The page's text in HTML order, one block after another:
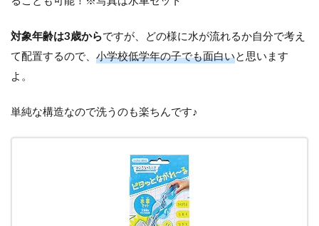
対象年齢は3歳からですが、どの様に水が流れるか自分で考え
て配置するので、 小学校低学年の子でも面白いと思います
よ。
単純な構造なので洗うのも楽ちんです♪